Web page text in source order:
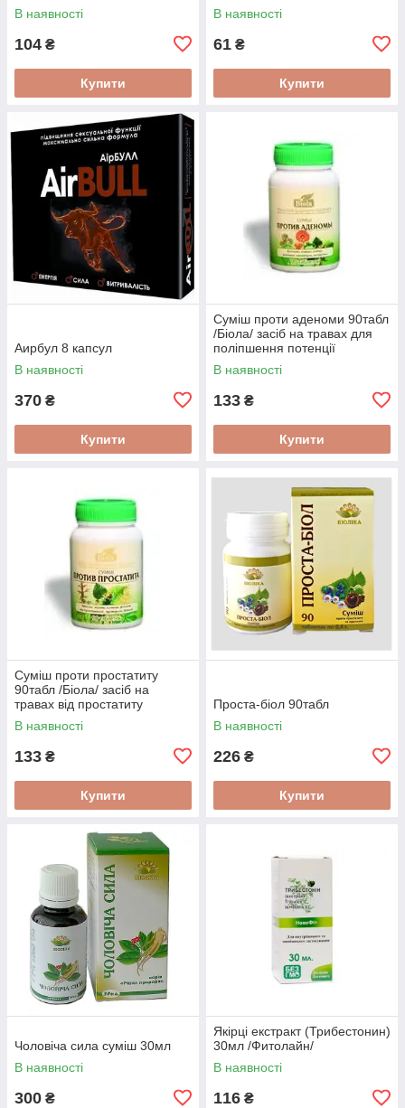
В наявності
104 ₴
Купити
В наявності
61 ₴
Купити
Аирбул 8 капсул
В наявності
370 ₴
Купити
Суміш проти аденоми 90табл
/Біола/ засіб на травах для
поліпшення потенції
В наявності
133 ₴
Купити
Суміш проти простатиту
90табл /Біола/ засіб на
травах від простатиту
В наявності
133 ₴
Купити
Проста-біол 90табл
В наявності
226 ₴
Купити
Чоловіча сила суміш 30мл
В наявності
300 ₴
Якірці екстракт (Трибестонин)
30мл /Фитолайн/
В наявності
116 ₴